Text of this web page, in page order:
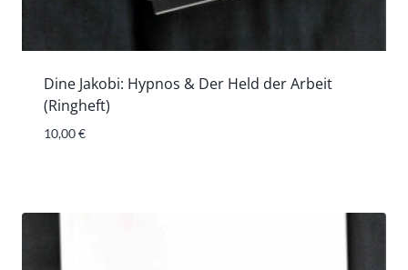
Dine Jakobi: Hypnos & Der Held der Arbeit
(Ringheft)
10,00€